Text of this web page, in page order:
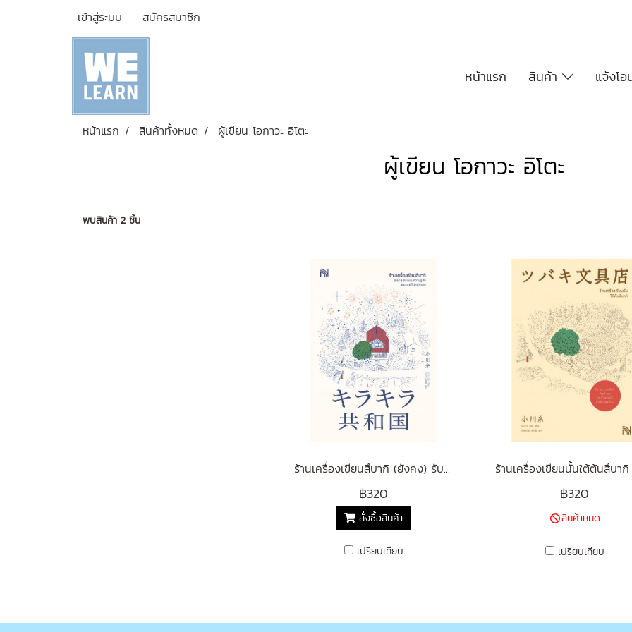
เข้าสู่ระบบ สมัครสมาชิก
หน้าแรก สินค้า แจ้งโอ
หน้าแรก สินค้าทั้งหมด ผู้เขียน โอกาวะ อิโตะ
ผู้เขียน โอกาวะ อิโตะ
พบสินค้า 2 ชิ้น
ร้านเครื่องเขียนสึบากิ (ยังคง) รับเขียนความรู้สึกของคนที่ไม่กล้าบอก
฿320
สั่งซื้อสินค้า
เปรียบเทียบ
฿320
สินค้าหมด
เปรียบเทียบ